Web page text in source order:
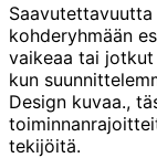
kohderyhmään
vaikeaa tai
kun
Design kuvaa.,
tekijöitä.